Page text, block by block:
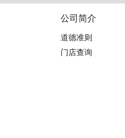
公司简介
道德准则
门店查询